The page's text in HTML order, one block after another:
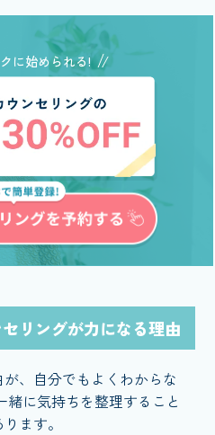
に始められる!
リングが力になる理由
が、自分でもよくわからな
に気持ちを整理すること
ます。